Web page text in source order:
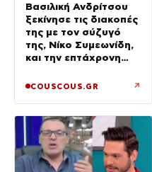
Βασιλική Ανδρίτσου
ξεκίνησε τις διακοπές
της με τον σύζυγό
της, Νίκο Συμεωνίδη,
και την επτάχρονη
COUSCOUS.GR ↗